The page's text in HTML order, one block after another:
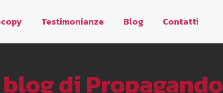
Testimonianze Blog Contatti
di Propagando